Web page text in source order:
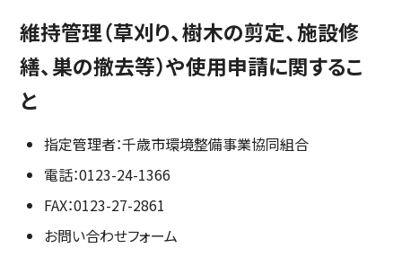
維持管理（草刈り、樹木の剪定、施設修
繕、巣の撤去等）や使用申請に関するこ
と
指定管理者：千歳市環境整備事業協同組合
電話：0123-24-1366
FAX：0123-27-2861
お問い合わせフォーム